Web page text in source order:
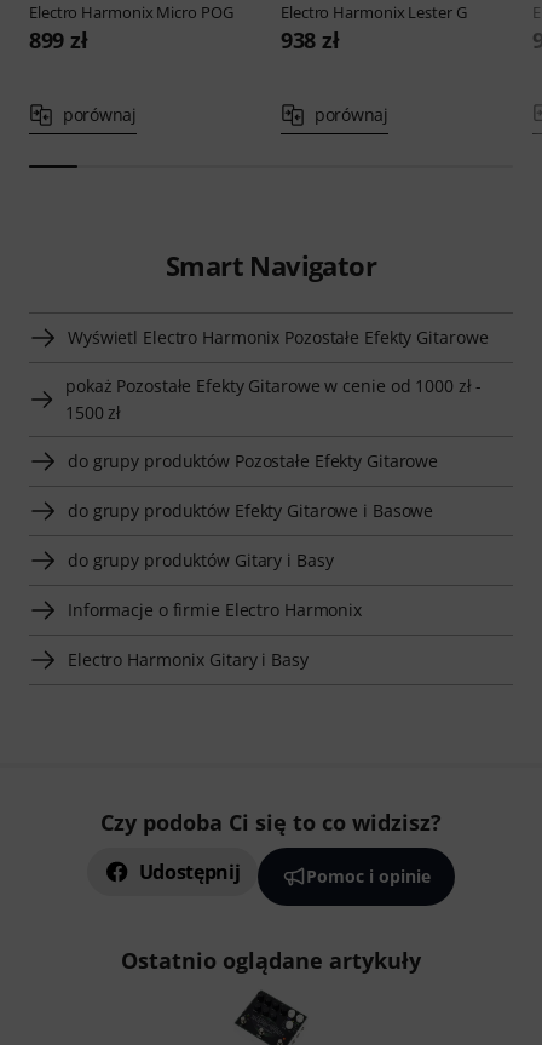
Electro Harmonix Micro POG
899 zł
porównaj
Electro Harmonix Lester G
938 zł
porównaj
Smart Navigator
Wyświetl Electro Harmonix Pozostałe Efekty Gitarowe
pokaż Pozostałe Efekty Gitarowe w cenie od 1000 zł -
1500 zł
do grupy produktów Pozostałe Efekty Gitarowe
do grupy produktów Efekty Gitarowe i Basowe
do grupy produktów Gitary i Basy
Informacje o firmie Electro Harmonix
Electro Harmonix Gitary i Basy
Czy podoba Ci się to co widzisz?
Udostępnij Pomoc i opinie
Ostatnio oglądane artykuły